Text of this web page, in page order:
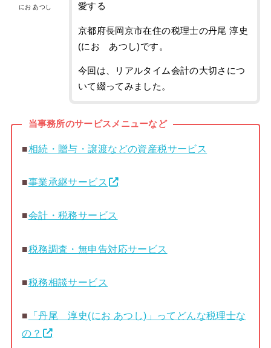
にお あつし
愛する
京都府長岡京市在住の税理士の丹尾 淳史
(にお あつし)です。
今回は、リアルタイム会計の大切さにつ
いて綴ってみました。
当事務所のサービスメニューなど
■相続・贈与・譲渡などの資産税サービス
■事業承継サービス
■会計・税務サービス
■税務調査・無申告対応サービス
■税務相談サービス
■ 「丹尾 淳史(にお あつし)」ってどんな税理士な
の？